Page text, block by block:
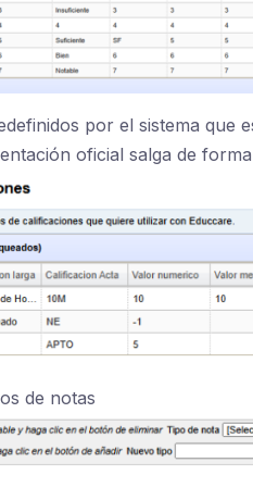
por el sistema que
oficial salga de
de notas